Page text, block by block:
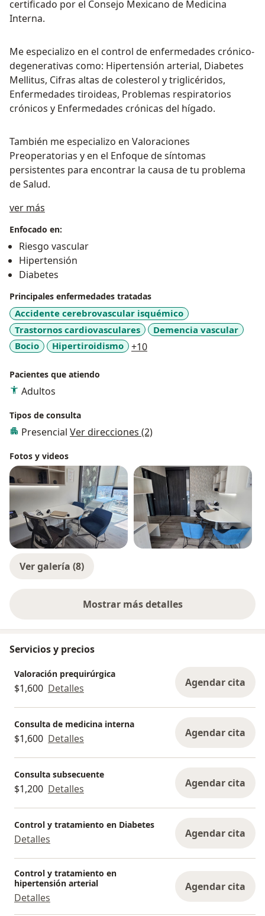
certificado por el Consejo Mexicano de Medicina
Interna.
Me especializo en el control de enfermedades crónico-
degenerativas como: Hipertensión arterial, Diabetes
Mellitus, Cifras altas de colesterol y triglicéridos,
Enfermedades tiroideas, Problemas respiratorios
crónicos y Enfermedades crónicas del hígado.
También me especializo en Valoraciones
Preoperatorias y en el Enfoque de síntomas
persistentes para encontrar la causa de tu problema
de Salud.
ver más
Enfocado en:
Riesgo vascular
Hipertensión
Diabetes
Principales enfermedades tratadas
Accidente cerebrovascular isquémico
Trastornos cardiovasculares
Demencia vascular
Bocio
Hipertiroidismo +10a11y_sr_more_diseases
Pacientes que atiendo
Adultos
Tipos de consulta
Presencial Ver direcciones (2)
Fotos y videos
Ver galería (8)
Mostrar más detalles
sobre la experiencia
Servicios y precios
Valoración prequirúrgica
$1,600 Detalles Agendar cita
Consulta de medicina interna
$1,600 Detalles Agendar cita
Consulta subsecuente
$1,200 Detalles Agendar cita
Control y tratamiento en Diabetes
Detalles Agendar cita
Control y tratamiento en
hipertensión arterial
Detalles
Agendar cita